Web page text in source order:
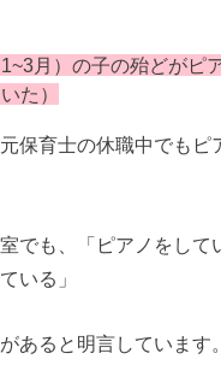
月）の子の殆どがピ
た）
保育士の休職中でもピ
でも、「ピアノをして
いる」
あると明言しています。